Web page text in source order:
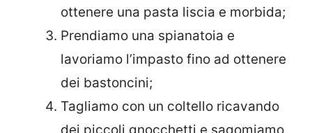
ottenere una pasta liscia e morbida;
Prendiamo una spianatoia e
lavoriamo l’impasto fino ad ottenere
dei bastoncini;
Tagliamo con un coltello ricavando